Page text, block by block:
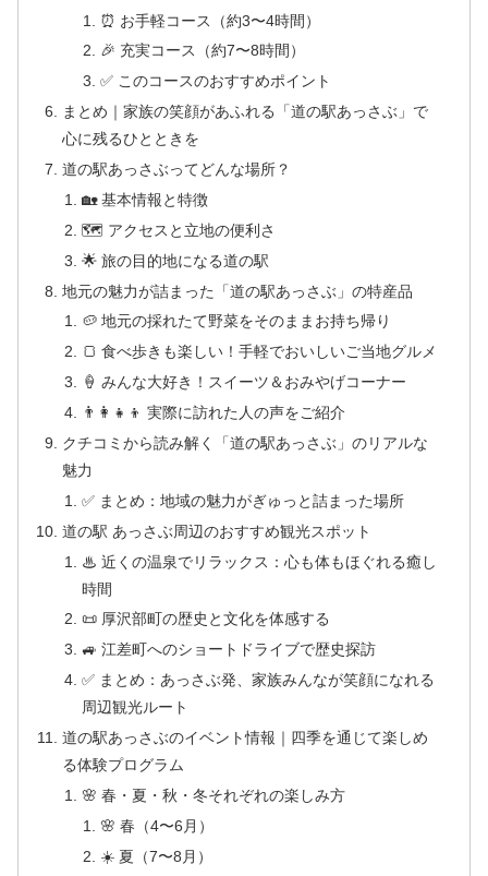
⏰ お手軽コース（約3〜4時間）
🎉 充実コース（約7〜8時間）
✅ このコースのおすすめポイント
まとめ｜家族の笑顔があふれる「道の駅あっさぶ」で
心に残るひとときを
道の駅あっさぶってどんな場所？
🏡 基本情報と特徴
🗺 アクセスと立地の便利さ
🌟 旅の目的地になる道の駅
地元の魅力が詰まった「道の駅あっさぶ」の特産品
🥔 地元の採れたて野菜をそのままお持ち帰り
🍞 食べ歩きも楽しい！手軽でおいしいご当地グルメ
🍦 みんな大好き！スイーツ＆おみやげコーナー
👨‍👩‍👧‍👦 実際に訪れた人の声をご紹介
クチコミから読み解く「道の駅あっさぶ」のリアルな
魅力
✅ まとめ：地域の魅力がぎゅっと詰まった場所
道の駅 あっさぶ周辺のおすすめ観光スポット
♨ 近くの温泉でリラックス：心も体もほぐれる癒し
時間
📜 厚沢部町の歴史と文化を体感する
🚙 江差町へのショートドライブで歴史探訪
✅ まとめ：あっさぶ発、家族みんなが笑顔になれる
周辺観光ルート
道の駅あっさぶのイベント情報｜四季を通じて楽しめ
る体験プログラム
🌸 春・夏・秋・冬それぞれの楽しみ方
🌸 春（4〜6月）
☀️ 夏（7〜8月）